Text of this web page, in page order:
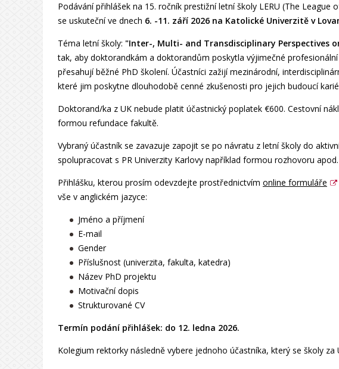
Podávání přihlášek na 15. ročník prestižní letní školy LERU (The League
se uskuteční ve dnech 6. -11. září 2026 na Katolické Univerzitě v
Téma letní školy: "Inter-, Multi- and Transdisciplinary Perspectives
tak, aby doktorandkám a doktorandům poskytla výjimečné
přesahují běžné PhD školení. Účastníci zažijí mezinárodní,
které jim poskytne dlouhodobě cenné zkušenosti pro jejich budoucí
Doktorand/ka z UK nebude platit účastnický poplatek €600. Cestovní
formou refundace fakultě.
Vybraný účastník se zavazuje zapojit se po návratu z letní školy do
spolupracovat s PR Univerzity Karlovy například formou rozhovoru apod.
Přihlášku, kterou prosím odevzdejte prostřednictvím online formuláře
vše v anglickém jazyce:
Jméno a příjmení
E-mail
Gender
Příslušnost (univerzita, fakulta, katedra)
Název PhD projektu
Motivační dopis
Strukturované CV
Termín podání přihlášek: do 12. ledna 2026.
Kolegium rektorky následně vybere jednoho účastníka, který se školy za